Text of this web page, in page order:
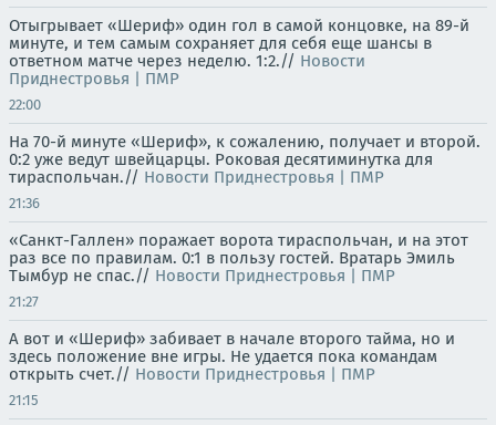
Отыгрывает «Шериф» один гол в самой концовке, на 89-й
минуте, и тем самым сохраняет для себя еще шансы в
ответном матче через неделю. 1:2.// Новости
Приднестровья | ПМР
22:00
На 70-й минуте «Шериф», к сожалению, получает и второй.
0:2 уже ведут швейцарцы. Роковая десятиминутка для
тираспольчан.// Новости Приднестровья | ПМР
21:36
«Санкт-Галлен» поражает ворота тираспольчан, и на этот
раз все по правилам. 0:1 в пользу гостей. Вратарь Эмиль
Тымбур не спас.// Новости Приднестровья | ПМР
21:27
А вот и «Шериф» забивает в начале второго тайма, но и
здесь положение вне игры. Не удается пока командам
открыть счет.// Новости Приднестровья | ПМР
21:15